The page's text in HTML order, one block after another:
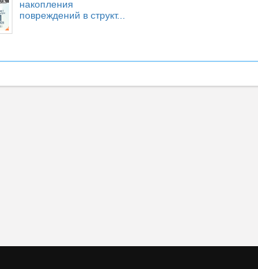
накопления
повреждений в структ...